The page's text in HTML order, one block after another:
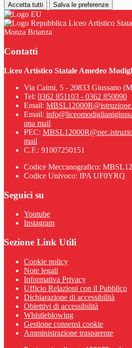
Accetta tutti Salva le preferenze
Liceo Artistico
Monza Brianza
Contatti
Liceo Artistico Statale Amedeo
Via Caimi, 5 - 20833 Giussano
Tel: 0362 851103 - 0362 850090
Email:
Email:
una mail
PEC:
mail
C.F.: 91007250151
Codice Meccanografico:
Codice Univoco: IPA UF0YRQ
Seguici su
Youtube
Instagram
Sezione Link Utili
Cookie policy
Note legali
Informativa Privacy
Ufficio Relazioni con il Pubblico
Dichiarazione di accessibilità
Obiettivi di accessibilità
Whistleblowing
Gestione consensi cookie
Amministrazione trasparente